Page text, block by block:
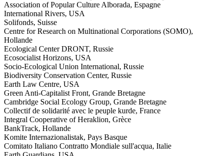
Association of Popular Culture Alborada, Espagne
International Rivers, USA
Solifonds, Suisse
Centre for Research on Multinational Corporations (SOMO),
Hollande
Ecological Center DRONT, Russie
Ecosocialist Horizons, USA
Socio-Ecological Union International, Russie
Biodiversity Conservation Center, Russie
Earth Law Centre, USA
Green Anti-Capitalist Front, Grande Bretagne
Cambridge Social Ecology Group, Grande Bretagne
Collectif de solidarité avec le peuple kurde, France
Integral Cooperative of Heraklion, Grèce
BankTrack, Hollande
Komite Internazionalistak, Pays Basque
Comitato Italiano Contratto Mondiale sull'acqua, Italie